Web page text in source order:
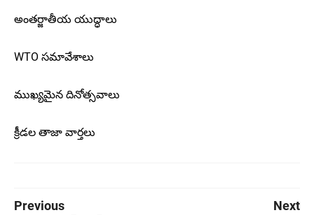
అంతర్జాతీయ యుద్ధాలు
WTO సమావేశాలు
ముఖ్యమైన దినోత్సవాలు
క్రీడల తాజా వార్తలు
Previous Next